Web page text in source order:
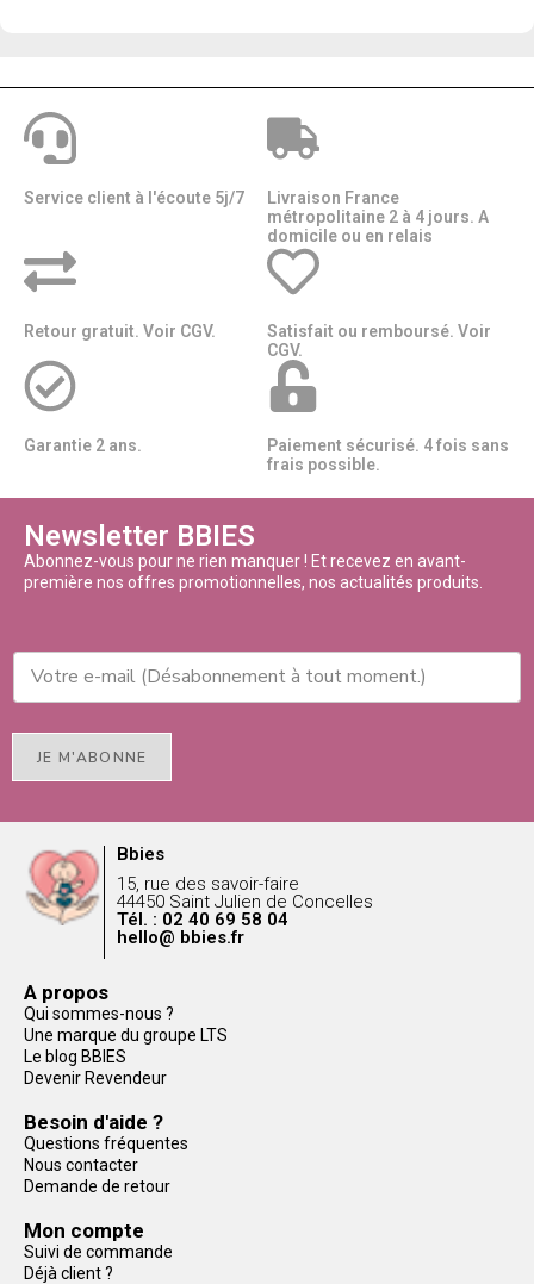
Service client à l'écoute 5j/7
Livraison France
métropolitaine 2 à 4 jours. A
domicile ou en relais​​
Retour gratuit. Voir CGV.
Satisfait ou remboursé. Voir
CGV.
Garantie 2 ans.
Paiement sécurisé. 4 fois sans
frais possible.
Newsletter BBIES
Abonnez-vous pour ne rien manquer ! Et recevez en avant-
première nos offres promotionnelles, nos actualités produits.
JE M'ABONNE
Bbies
15, rue des savoir-faire
44450 Saint Julien de Concelles
Tél. : 02 40 69 58 04
hello@ bbies.fr
A propos
Qui sommes-nous ?
Une marque du groupe LTS
Le blog BBIES
Devenir Revendeur
Besoin d'aide ?
Questions fréquentes
Nous contacter
Demande de retour
Mon compte
Suivi de commande
Déjà client ?